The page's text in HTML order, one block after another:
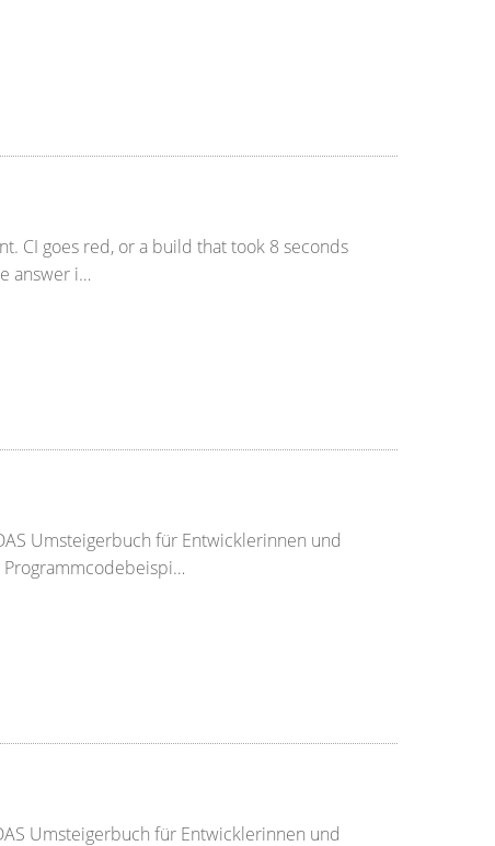
CI goes red, or a build that took 8 seconds
answer i…
Umsteigerbuch für Entwicklerinnen und
Programmcodebeispi…
Umsteigerbuch für Entwicklerinnen und